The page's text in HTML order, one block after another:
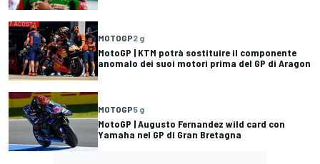
MOTOGP2 g
MotoGP | KTM potrà sostituire il componente
anomalo dei suoi motori prima del GP di Aragon
MOTOGP5 g
MotoGP | Augusto Fernandez wild card con
Yamaha nel GP di Gran Bretagna